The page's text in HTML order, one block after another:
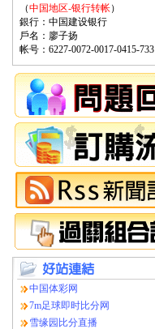
（中国地区-银行转帐）
銀行：中国建设银行
戶名：廖子扬
帐号：6227-0072-0017-0415-733
中国体彩网
7m足球即时比分网
雪缘园比分直播